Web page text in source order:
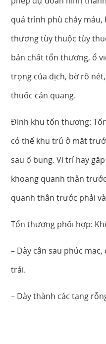
quá trình phù chảy
thương tùy thuộc tùy
bản chất tổn thương, ổ
trọng của dịch, bờ rõ
thuốc cản quang.
Định khu tổn thương:
có thể khu trú ở mặt
sau ổ bụng. Vị trí hay
khoang quanh thận
quanh thận trước phải
Tổn thương phối hợp:
– Dày cân sau phúc
trái.
– Dày thành các tạng